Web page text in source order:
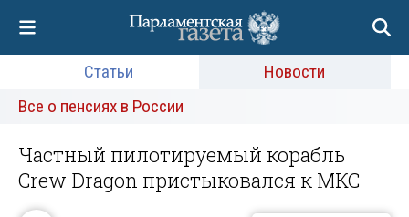
Статьи
Новости
Все о пенсиях в России
Частный пилотируемый корабль
Crew Dragon пристыковался к МКС